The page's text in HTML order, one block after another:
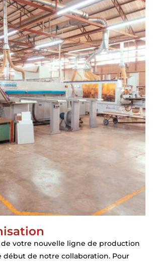
votre nouvelle ligne de production
début de notre collaboration. Pour